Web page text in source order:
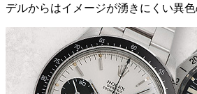
デルからはイメージが湧きにくい異色